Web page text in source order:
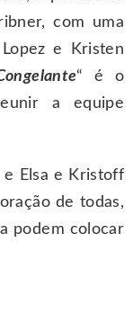
com uma
e Kristen
“ é o
a equipe
e Elsa e Kristoff
de todas,
podem colocar